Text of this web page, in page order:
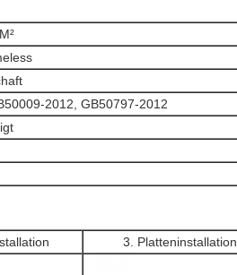
2012, GB50797-2012
3. Platteninstallation